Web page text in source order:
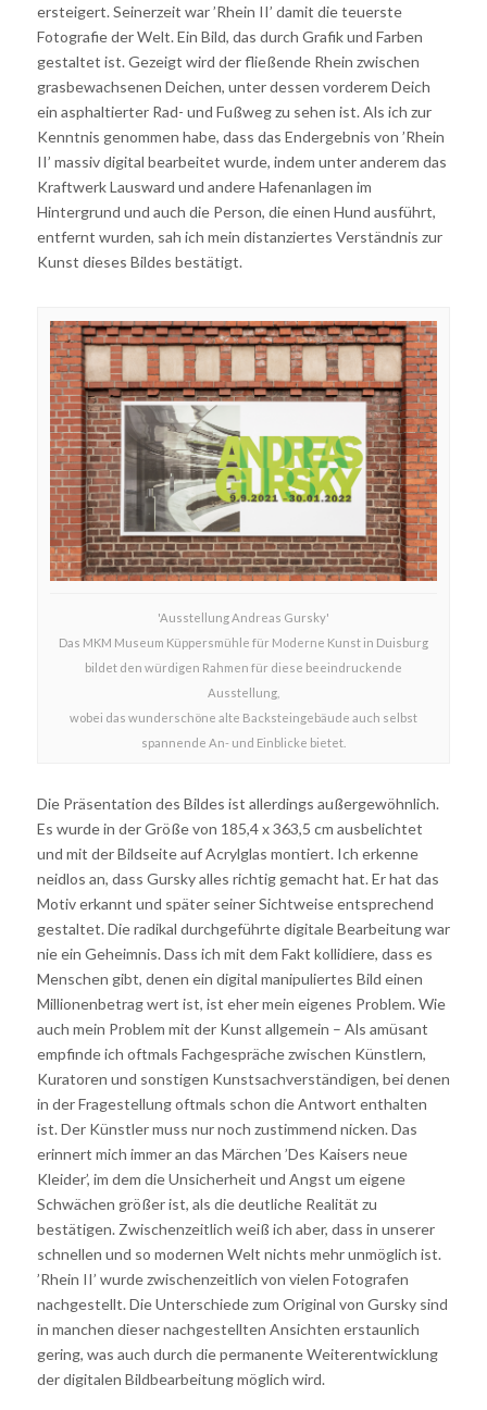
ersteigert. Seinerzeit war ’Rhein II’ damit die teuerste
Fotografie der Welt. Ein Bild, das durch Grafik und Farben
gestaltet ist. Gezeigt wird der fließende Rhein zwischen
grasbewachsenen Deichen, unter dessen vorderem Deich
ein asphaltierter Rad- und Fußweg zu sehen ist. Als ich zur
Kenntnis genommen habe, dass das Endergebnis von ’Rhein
II’ massiv digital bearbeitet wurde, indem unter anderem das
Kraftwerk Lausward und andere Hafenanlagen im
Hintergrund und auch die Person, die einen Hund ausführt,
entfernt wurden, sah ich mein distanziertes Verständnis zur
Kunst dieses Bildes bestätigt.
'Ausstellung Andreas Gursky'
Das MKM Museum Küppersmühle für Moderne Kunst in Duisburg
bildet den würdigen Rahmen für diese beeindruckende
Ausstellung,
wobei das wunderschöne alte Backsteingebäude auch selbst
spannende An- und Einblicke bietet.
Die Präsentation des Bildes ist allerdings außergewöhnlich.
Es wurde in der Größe von 185,4 x 363,5 cm ausbelichtet
und mit der Bildseite auf Acrylglas montiert. Ich erkenne
neidlos an, dass Gursky alles richtig gemacht hat. Er hat das
Motiv erkannt und später seiner Sichtweise entsprechend
gestaltet. Die radikal durchgeführte digitale Bearbeitung war
nie ein Geheimnis. Dass ich mit dem Fakt kollidiere, dass es
Menschen gibt, denen ein digital manipuliertes Bild einen
Millionenbetrag wert ist, ist eher mein eigenes Problem. Wie
auch mein Problem mit der Kunst allgemein – Als amüsant
empfinde ich oftmals Fachgespräche zwischen Künstlern,
Kuratoren und sonstigen Kunstsachverständigen, bei denen
in der Fragestellung oftmals schon die Antwort enthalten
ist. Der Künstler muss nur noch zustimmend nicken. Das
erinnert mich immer an das Märchen ’Des Kaisers neue
Kleider’, im dem die Unsicherheit und Angst um eigene
Schwächen größer ist, als die deutliche Realität zu
bestätigen. Zwischenzeitlich weiß ich aber, dass in unserer
schnellen und so modernen Welt nichts mehr unmöglich ist.
’Rhein II’ wurde zwischenzeitlich von vielen Fotografen
nachgestellt. Die Unterschiede zum Original von Gursky sind
in manchen dieser nachgestellten Ansichten erstaunlich
gering, was auch durch die permanente Weiterentwicklung
der digitalen Bildbearbeitung möglich wird.